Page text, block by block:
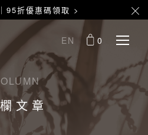
95折優惠碼領取 >
EN 0
文章